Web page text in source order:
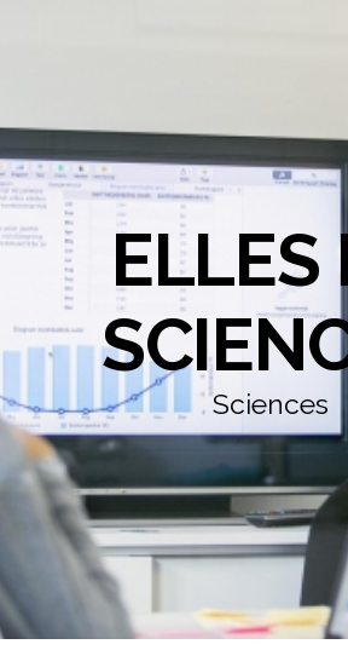
ELLES
Sciences